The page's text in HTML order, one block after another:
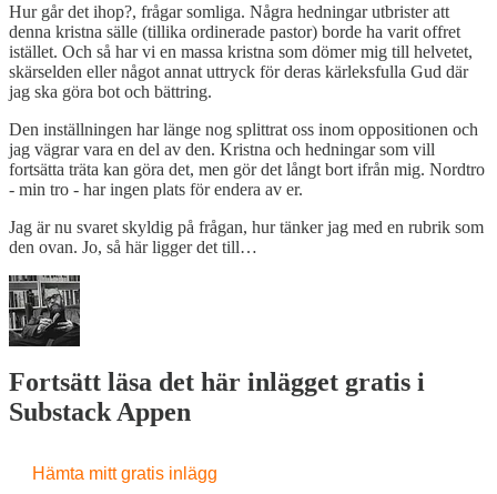
Hur går det ihop?, frågar somliga. Några hedningar utbrister att
denna kristna sälle (tillika ordinerade pastor) borde ha varit offret
istället. Och så har vi en massa kristna som dömer mig till helvetet,
skärselden eller något annat uttryck för deras kärleksfulla Gud där
jag ska göra bot och bättring.
Den inställningen har länge nog splittrat oss inom oppositionen och
jag vägrar vara en del av den. Kristna och hedningar som vill
fortsätta träta kan göra det, men gör det långt bort ifrån mig. Nordtro
- min tro - har ingen plats för endera av er.
Jag är nu svaret skyldig på frågan, hur tänker jag med en rubrik som
den ovan. Jo, så här ligger det till…
Fortsätt läsa det här inlägget gratis i
Substack Appen
Hämta mitt gratis inlägg